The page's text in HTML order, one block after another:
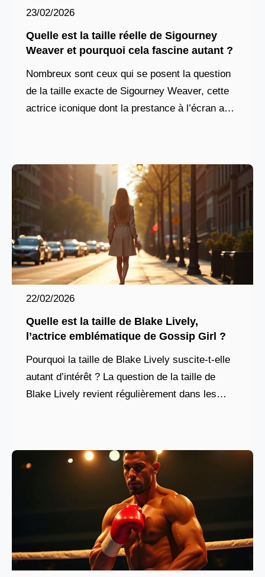
23/02/2026
Quelle est la taille réelle de Sigourney
Weaver et pourquoi cela fascine autant ?
Nombreux sont ceux qui se posent la question
de la taille exacte de Sigourney Weaver, cette
actrice iconique dont la prestance à l’écran a
22/02/2026
Quelle est la taille de Blake Lively,
l’actrice emblématique de Gossip Girl ?
Pourquoi la taille de Blake Lively suscite-t-elle
autant d’intérêt ? La question de la taille de
Blake Lively revient régulièrement dans les